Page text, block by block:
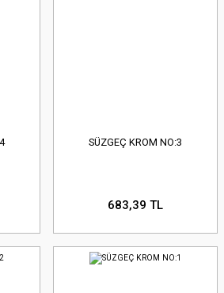
SÜZGEÇ KROM NO:3
683,39 TL